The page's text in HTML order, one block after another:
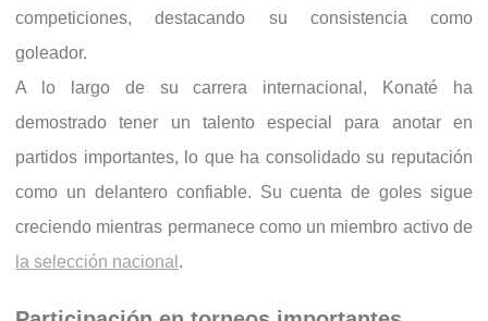
competiciones, destacando su consistencia como
goleador.
A lo largo de su carrera internacional, Konaté ha
demostrado tener un talento especial para anotar en
partidos importantes, lo que ha consolidado su reputación
como un delantero confiable. Su cuenta de goles sigue
creciendo mientras permanece como un miembro activo de
la selección nacional .